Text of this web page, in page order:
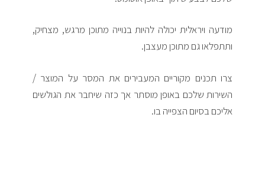
מודעה ויראלית יכולה להיות בנוייה מתוכן מרגש, מצחיק,
ותתפלאו גם מתוכן מעצבן.
צרו תכנים מקוריים המעבירים את המסר על המוצר /
השירות שלכם באופן מוסתר אך כזה שיחבר את הגולשים
אליכם בסיום הצפייה בו.